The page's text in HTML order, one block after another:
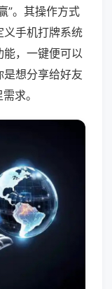
”。其操作方式
义手机打牌系统
，一键便可以
想分享给好友
求。